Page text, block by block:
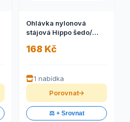
Ohlávka nylonová
stájová Hippo šedo/
168 Kč
1 nabídka
Porovnat
⚖️ + Srovnat